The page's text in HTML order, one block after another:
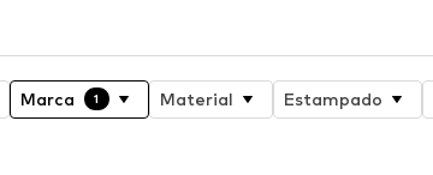
Marca 1 Material Estampado